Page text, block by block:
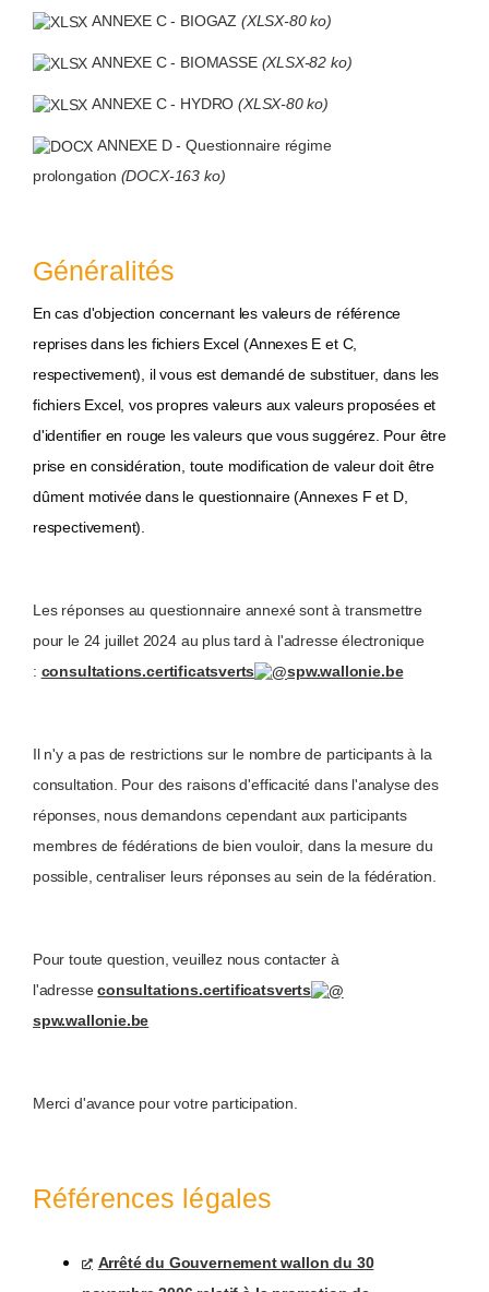
ANNEXE C - BIOGAZ (XLSX-80 ko)
ANNEXE C - BIOMASSE(XLSX-82 ko)
ANNEXE C - HYDRO (XLSX-80 ko)
ANNEXE D - Questionnaire régime
prolongation (DOCX-163 ko)
Généralités
En cas d'objection concernant les valeurs de référence
reprises dans les fichiers Excel (Annexes E et C,
respectivement), il vous est demandé de substituer, dans les
fichiers Excel, vos propres valeurs aux valeurs proposées et
d'identifier en rouge les valeurs que vous suggérez. Pour être
prise en considération, toute modification de valeur doit être
dûment motivée dans le questionnaire (Annexes F et D,
respectivement).
Les réponses au questionnaire annexé sont à transmettre
pour le 24 juillet 2024 au plus tard à l'adresse électronique
: consultations.certificatsverts spw.wallonie.be
Il n'y a pas de restrictions sur le nombre de participants à la
consultation. Pour des raisons d'efficacité dans l'analyse des
réponses, nous demandons cependant aux participants
membres de fédérations de bien vouloir, dans la mesure du
possible, centraliser leurs réponses au sein de la fédération.
Pour toute question, veuillez nous contacter à
l'adresseconsultations.certificatsverts
spw.wallonie.be
Merci d'avance pour votre participation.
Références légales
Arrêté du Gouvernement wallon du 30